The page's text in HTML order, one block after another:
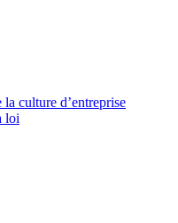
culture d’entreprise
loi